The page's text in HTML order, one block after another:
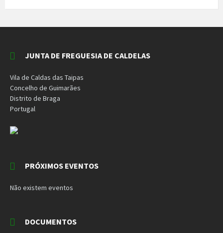
JUNTA DE FREGUESIA DE CALDELAS
Vila de Caldas das Taipas
Concelho de Guimarães
Distrito de Braga
Portugal
PRÓXIMOS EVENTOS
Não existem eventos
DOCUMENTOS